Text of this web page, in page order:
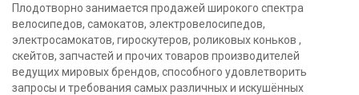
Плодотворно занимается продажей широкого спектра
велосипедов, самокатов, электровелосипедов,
электросамокатов, гироскутеров, роликовых коньков ,
скейтов, запчастей и прочих товаров производителей
ведущих мировых брендов, способного удовлетворить
запросы и требования самых различных и искушённых